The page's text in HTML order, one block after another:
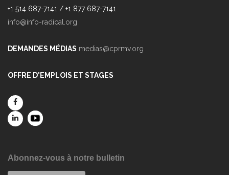
+1 514 687-7141 / +1 877 687-7141
info@info-radical.org
DEMANDES MÉDIAS medias@cprmv.org
OFFRE D'EMPLOIS ET STAGES
Abonnez-vous à notre bulletin